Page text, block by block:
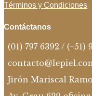
Términos y Condiciones
Contáctanos
(01) 797 6392 / (+51)
Jirón Mariscal